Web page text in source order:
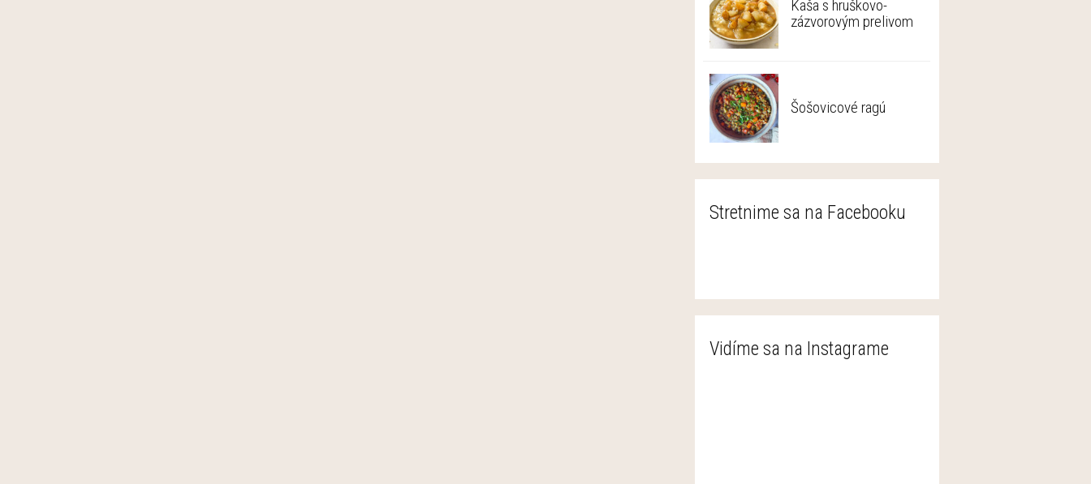
Kaša s hruškovo-
zázvorovým prelivom
Šošovicové ragú
Stretnime sa na Facebooku
Vidíme sa na Instagrame